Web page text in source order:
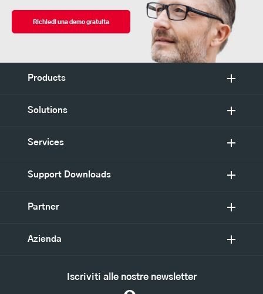
Richiedi una demo gratuita
Products
Solutions
Services
Support Downloads
Partner
Azienda
Iscriviti alle nostre newsletter